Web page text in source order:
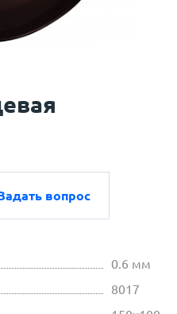
вопрос
0.6 мм
8017